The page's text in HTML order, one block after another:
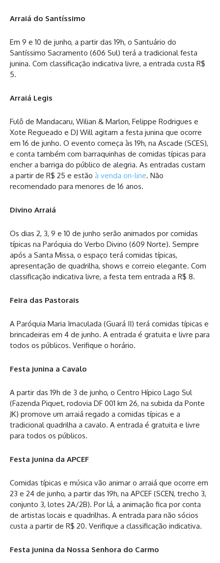
Arraiá do Santíssimo
Em 9 e 10 de junho, a partir das 19h, o Santuário do
Santíssimo Sacramento (606 Sul) terá a tradicional festa
junina. Com classificação indicativa livre, a entrada custa R$
5.
Arraiá Legis
Fulô de Mandacaru, Wilian & Marlon, Felippe Rodrigues e
Xote Regueado e DJ Will agitam a festa junina que ocorre
em 16 de junho. O evento começa às 19h, na Ascade (SCES),
e conta também com barraquinhas de comidas típicas para
encher a barriga do público de alegria. As entradas custam
a partir de R$ 25 e estão à venda on-line. Não
recomendado para menores de 16 anos.
Divino Arraiá
Os dias 2, 3, 9 e 10 de junho serão animados por comidas
típicas na Paróquia do Verbo Divino (609 Norte). Sempre
após a Santa Missa, o espaço terá comidas típicas,
apresentação de quadrilha, shows e correio elegante. Com
classificação indicativa livre, a festa tem entrada a R$ 8.
Feira das Pastorais
A Paróquia Maria Imaculada (Guará II) terá comidas típicas e
brincadeiras em 4 de junho. A entrada é gratuita e livre para
todos os públicos. Verifique o horário.
Festa junina a Cavalo
A partir das 19h de 3 de junho, o Centro Hípico Lago Sul
(Fazenda Piquet, rodovia DF 001 km 26, na subida da Ponte
JK) promove um arraiá regado a comidas típicas e a
tradicional quadrilha a cavalo. A entrada é gratuita e livre
para todos os públicos.
Festa junina da APCEF
Comidas típicas e música vão animar o arraiá que ocorre em
23 e 24 de junho, a partir das 19h, na APCEF (SCEN, trecho 3,
conjunto 3, lotes 2A/2B). Por lá, a animação fica por conta
de artistas locais e quadrilhas. A entrada para não sócios
custa a partir de R$ 20. Verifique a classificação indicativa.
Festa junina da Nossa Senhora do Carmo